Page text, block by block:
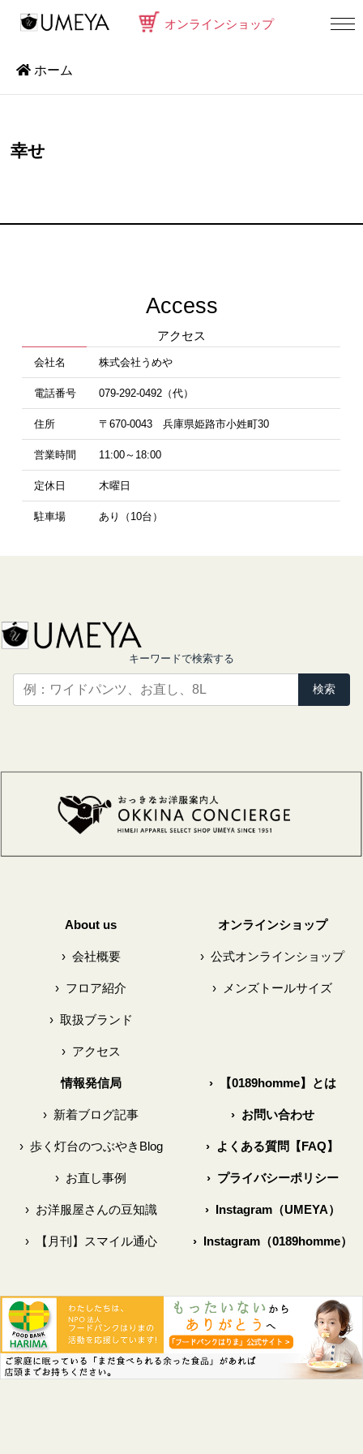
オンラインショップ
ホーム
幸せ
Access
アクセス
会社名 株式会社うめや
電話番号 079-292-0492（代）
住所 〒670-0043 兵庫県姫路市小姓町30
営業時間 11:00～18:00
定休日 木曜日
駐車場 あり（10台）
キーワードで検索する
検索
About us
›会社概要
› フロア紹介
›取扱ブランド
›アクセス
オンラインショップ
› 公式オンラインショップ
› メンズトールサイズ
情報発信局
› 新着ブログ記事
›歩く灯台のつぶやきBlog
› お直し事例
›お洋服屋さんの豆知識
›【月刊】スマイル通心
›【0189homme】とは
›お問い合わせ
› よくある質問【FAQ】
›プライバシーポリシー
›Instagram（UMEYA）
›Instagram（0189homme）